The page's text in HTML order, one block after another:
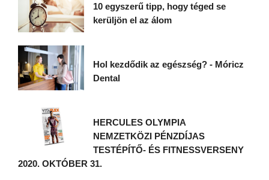
10 egyszerű tipp, hogy téged se
kerüljön el az álom
Hol kezdődik az egészség? - Móricz
Dental
HERCULES OLYMPIA
NEMZETKÖZI PÉNZDÍJAS
TESTÉPÍTŐ- ÉS FITNESSVERSENY
2020. OKTÓBER 31.